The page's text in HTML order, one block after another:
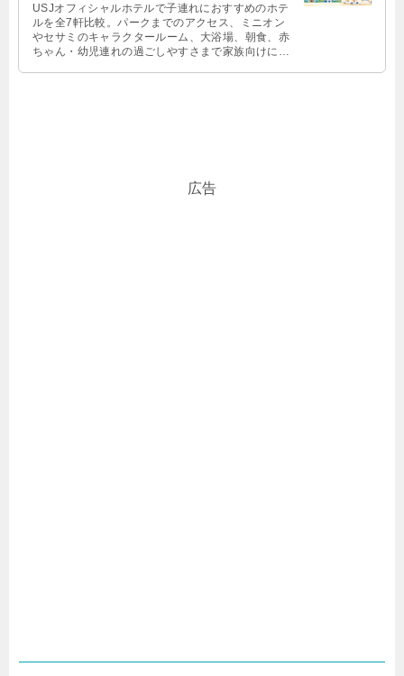
USJオフィシャルホテルで子連れにおすすめのホテ
ルを全7軒比較。パークまでのアクセス、ミニオン
やセサミのキャラクタールーム、大浴場、朝食、赤
ちゃん・幼児連れの過ごしやすさまで家族向けにわ
広告